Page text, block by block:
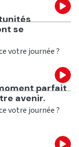
se
votre journée ?
parfait
avenir.
votre journée ?